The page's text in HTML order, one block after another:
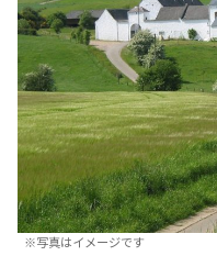
※写真はイメージです